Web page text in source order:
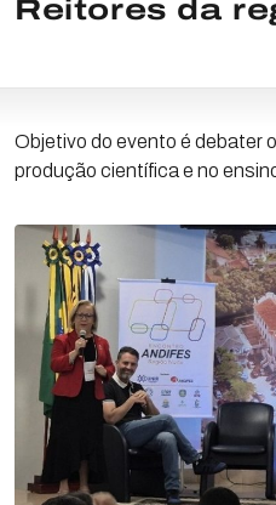
Reitores da
Objetivo do evento é debater
produção científica e no